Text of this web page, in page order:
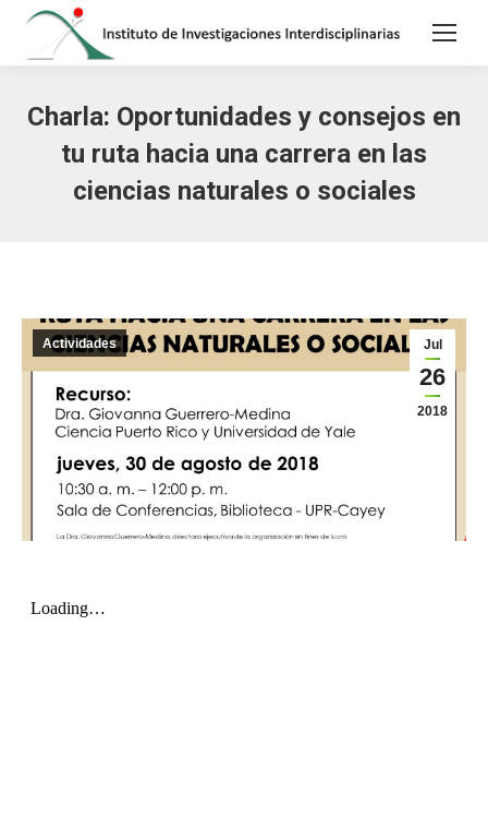
Charla: Oportunidades y consejos en
tu ruta hacia una carrera en las
ciencias naturales o sociales
Jul
26
2018
Actividades